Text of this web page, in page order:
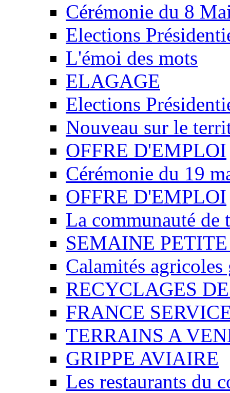
Cérémonie du 8
Elections
L'émoi des mots
ELAGAGE
Elections
Nouveau sur le
OFFRE D'EMPLOI
Cérémonie du 19
OFFRE D'EMPLOI
La communauté de
SEMAINE
Calamités
RECYCLAGES
FRANCE
TERRAINS A
GRIPPE AVIAIRE
Les restaurants du